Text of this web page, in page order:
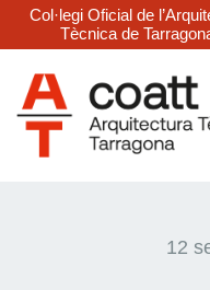
Col·legi Oficial de
Tècnica de
12